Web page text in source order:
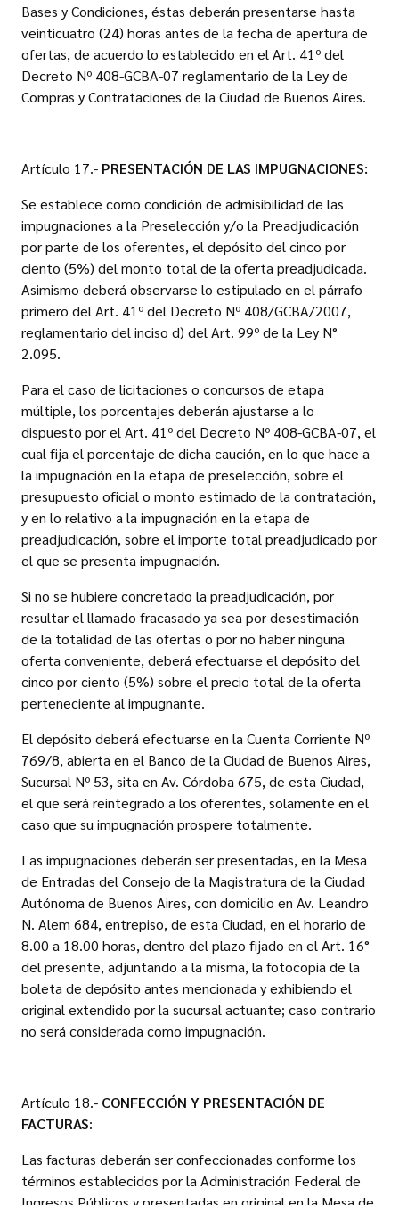
Bases y Condiciones, éstas deberán presentarse hasta
veinticuatro (24) horas antes de la fecha de apertura de
ofertas, de acuerdo lo establecido en el Art. 41º del
Decreto Nº 408-GCBA-07 reglamentario de la Ley de
Compras y Contrataciones de la Ciudad de Buenos Aires.
Artículo 17.- PRESENTACIÓN DE LAS IMPUGNACIONES:
Se establece como condición de admisibilidad de las
impugnaciones a la Preselección y/o la Preadjudicación
por parte de los oferentes, el depósito del cinco por
ciento (5%) del monto total de la oferta preadjudicada.
Asimismo deberá observarse lo estipulado en el párrafo
primero del Art. 41º del Decreto Nº 408/GCBA/2007,
reglamentario del inciso d) del Art. 99º de la Ley N°
2.095.
Para el caso de licitaciones o concursos de etapa
múltiple, los porcentajes deberán ajustarse a lo
dispuesto por el Art. 41º del Decreto Nº 408-GCBA-07, el
cual fija el porcentaje de dicha caución, en lo que hace a
la impugnación en la etapa de preselección, sobre el
presupuesto oficial o monto estimado de la contratación,
y en lo relativo a la impugnación en la etapa de
preadjudicación, sobre el importe total preadjudicado por
el que se presenta impugnación.
Si no se hubiere concretado la preadjudicación, por
resultar el llamado fracasado ya sea por desestimación
de la totalidad de las ofertas o por no haber ninguna
oferta conveniente, deberá efectuarse el depósito del
cinco por ciento (5%) sobre el precio total de la oferta
perteneciente al impugnante.
El depósito deberá efectuarse en la Cuenta Corriente Nº
769/8, abierta en el Banco de la Ciudad de Buenos Aires,
Sucursal Nº 53, sita en Av. Córdoba 675, de esta Ciudad,
el que será reintegrado a los oferentes, solamente en el
caso que su impugnación prospere totalmente.
Las impugnaciones deberán ser presentadas, en la Mesa
de Entradas del Consejo de la Magistratura de la Ciudad
Autónoma de Buenos Aires, con domicilio en Av. Leandro
N. Alem 684, entrepiso, de esta Ciudad, en el horario de
8.00 a 18.00 horas, dentro del plazo fijado en el Art. 16°
del presente, adjuntando a la misma, la fotocopia de la
boleta de depósito antes mencionada y exhibiendo el
original extendido por la sucursal actuante; caso contrario
no será considerada como impugnación.
Artículo 18.- CONFECCIÓN Y PRESENTACIÓN DE
FACTURAS:
Las facturas deberán ser confeccionadas conforme los
términos establecidos por la Administración Federal de